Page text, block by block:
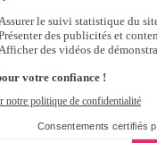
vous, et aussi à